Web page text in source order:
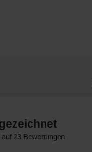
auf 23 Bewertungen